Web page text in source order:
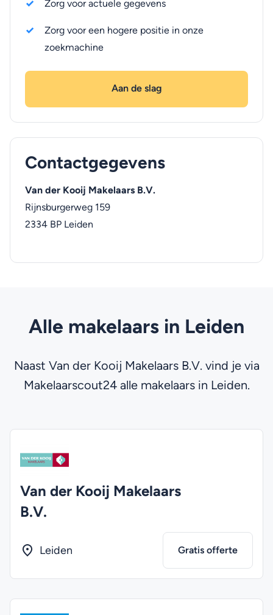
Zorg voor actuele gegevens
Zorg voor een hogere positie in onze
zoekmachine
Aan de slag
Contactgegevens
Van der Kooij Makelaars B.V.
Rijnsburgerweg 159
2334 BP Leiden
Alle makelaars in Leiden
Naast Van der Kooij Makelaars B.V. vind je via
Makelaarscout24 alle makelaars in Leiden.
Van der Kooij Makelaars
B.V.
Leiden Gratis offerte